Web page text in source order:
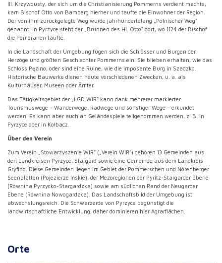
III. Krzywousty, der sich um die Christianisierung Pommerns verdient machte,
kam Bischof Otto von Bamberg hierher und taufte die Einwohner der Region.
Der von ihm zurückgelegte Weg wurde jahrhundertelang „Polnischer Weg“
genannt. In Pyrzyce steht der „Brunnen des Hl. Otto“ dort, wo 1124 der Bischof
die Pomoranen taufte.
In die Landschaft der Umgebung fügen sich die Schlösser und Burgen der
Herzöge und größten Geschlechter Pommerns ein. Sie blieben erhalten, wie das
Schloss Pęzino, oder sind eine Ruine, wie die imposante Burg in Szadzko.
Historische Bauwerke dienen heute verschiedenen Zwecken, u. a. als
Kulturhäuser, Museen oder Ämter.
Das Tätigkeitsgebiet der „LGD WIR“ kann dank mehrerer markierter
Tourismuswege – Wanderwege, Radwege und sonstiger Wege – erkundet
werden. Es kann aber auch an Geländespiele teilgenommen werden, z. B. in
Pyrzyce oder in Kołbacz.
Über den Verein
Zum Verein „Stowarzyszenie WIR” („Verein WIR”) gehören 13 Gemeinden aus
den Landkreisen Pyrzyce, Stargard sowie eine Gemeinde aus dem Landkreis
Gryfino. Diese Gemeinden liegen im Gebiet der Pommerschen und Nörenberger
Seenplatten (Pojezierze Ińskie), der Mezoregionen der Pyritz-Stargarder Ebene
(Równina Pyrzycko-Stargardzka) sowie am südlichen Rand der Neugarder
Ebene (Równina Nowogardzka). Das Landschaftsbild der Umgebung ist
abwechslungsreich. Die Schwarzerde von Pyrzyce begünstigt die
landwirtschaftliche Entwicklung, daher dominieren hier Agrarflächen.
Orte